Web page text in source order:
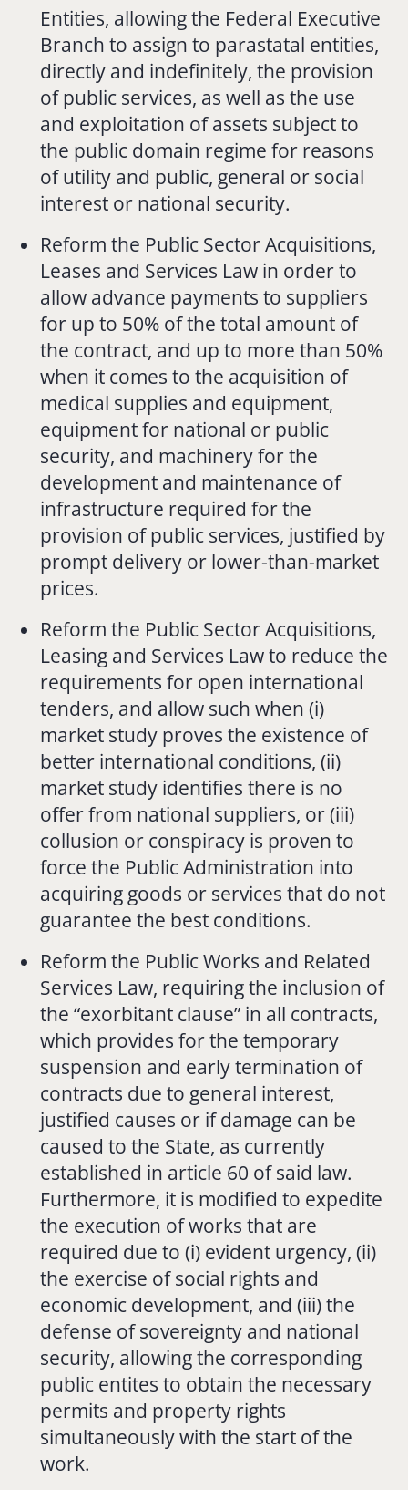
Entities, allowing the Federal Executive
Branch to assign to parastatal entities,
directly and indefinitely, the provision
of public services, as well as the use
and exploitation of assets subject to
the public domain regime for reasons
of utility and public, general or social
interest or national security.
Reform the Public Sector Acquisitions,
Leases and Services Law in order to
allow advance payments to suppliers
for up to 50% of the total amount of
the contract, and up to more than 50%
when it comes to the acquisition of
medical supplies and equipment,
equipment for national or public
security, and machinery for the
development and maintenance of
infrastructure required for the
provision of public services, justified by
prompt delivery or lower-than-market
prices.
Reform the Public Sector Acquisitions,
Leasing and Services Law to reduce the
requirements for open international
tenders, and allow such when (i)
market study proves the existence of
better international conditions, (ii)
market study identifies there is no
offer from national suppliers, or (iii)
collusion or conspiracy is proven to
force the Public Administration into
acquiring goods or services that do not
guarantee the best conditions.
Reform the Public Works and Related
Services Law, requiring the inclusion of
the “exorbitant clause” in all contracts,
which provides for the temporary
suspension and early termination of
contracts due to general interest,
justified causes or if damage can be
caused to the State, as currently
established in article 60 of said law.
Furthermore, it is modified to expedite
the execution of works that are
required due to (i) evident urgency, (ii)
the exercise of social rights and
economic development, and (iii) the
defense of sovereignty and national
security, allowing the corresponding
public entites to obtain the necessary
permits and property rights
simultaneously with the start of the
work.